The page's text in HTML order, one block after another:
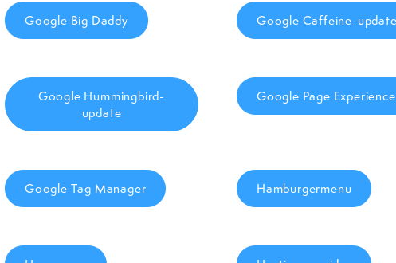
Google Big Daddy Google Caffeine-update
Google Hummingbird-
update
Google Page Experience
Google Tag Manager Hamburgermenu